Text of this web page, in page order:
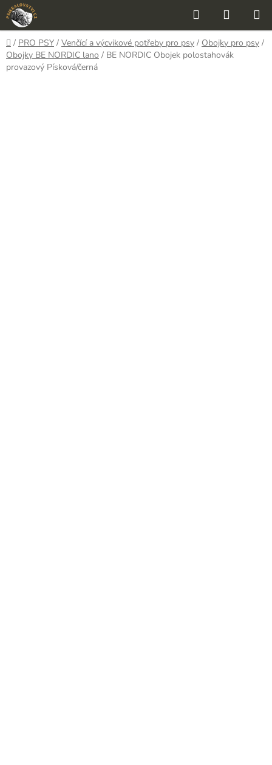
Přejít
na
obsah
Hledat
KOŠÍK
Domů
/ PRO PSY / Venčící a výcvikové potřeby pro psy / Obojky pro psy /
Obojky BE NORDIC lano / BE NORDIC Obojek polostahovák
provazový Písková/černá